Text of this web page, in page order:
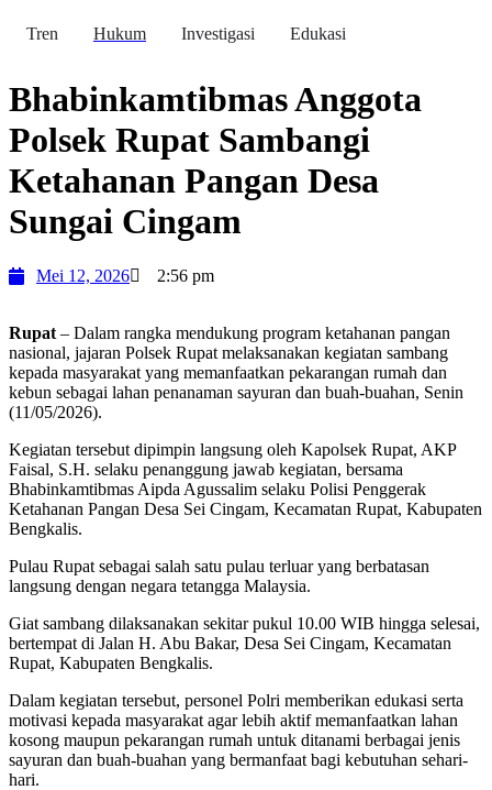
Tren Hukum Investigasi Edukasi
Bhabinkamtibmas Anggota
Polsek Rupat Sambangi
Ketahanan Pangan Desa
Sungai Cingam
Mei 12, 2026 2:56 pm
Rupat – Dalam rangka mendukung program ketahanan pangan
nasional, jajaran Polsek Rupat melaksanakan kegiatan sambang
kepada masyarakat yang memanfaatkan pekarangan rumah dan
kebun sebagai lahan penanaman sayuran dan buah-buahan, Senin
(11/05/2026).
Kegiatan tersebut dipimpin langsung oleh Kapolsek Rupat, AKP
Faisal, S.H. selaku penanggung jawab kegiatan, bersama
Bhabinkamtibmas Aipda Agussalim selaku Polisi Penggerak
Ketahanan Pangan Desa Sei Cingam, Kecamatan Rupat, Kabupaten
Bengkalis.
Pulau Rupat sebagai salah satu pulau terluar yang berbatasan
langsung dengan negara tetangga Malaysia.
Giat sambang dilaksanakan sekitar pukul 10.00 WIB hingga selesai,
bertempat di Jalan H. Abu Bakar, Desa Sei Cingam, Kecamatan
Rupat, Kabupaten Bengkalis.
Dalam kegiatan tersebut, personel Polri memberikan edukasi serta
motivasi kepada masyarakat agar lebih aktif memanfaatkan lahan
kosong maupun pekarangan rumah untuk ditanami berbagai jenis
sayuran dan buah-buahan yang bermanfaat bagi kebutuhan sehari-
hari.